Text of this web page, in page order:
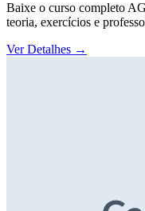
Baixe o curso completo
teoria, exercícios e
Ver Detalhes →